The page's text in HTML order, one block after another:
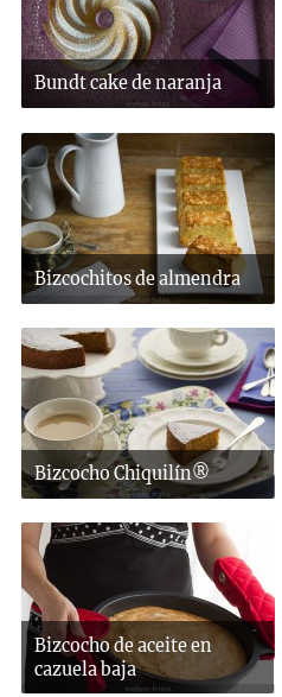
Bundt cake de naranja
Bizcochitos de almendra
Bizcocho Chiquilín®
Bizcocho de aceite en
cazuela baja